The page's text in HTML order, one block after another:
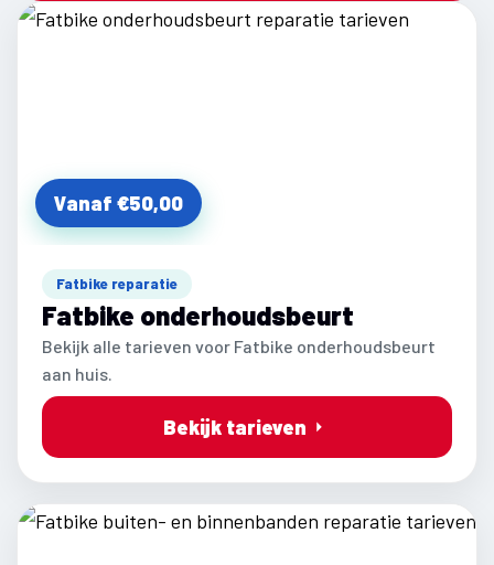
Vanaf €50,00
Fatbike reparatie
Fatbike onderhoudsbeurt
Bekijk alle tarieven voor Fatbike onderhoudsbeurt
aan huis.
Bekijk tarieven